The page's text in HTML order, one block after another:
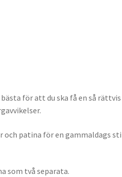
för att du ska få en så
patina för en gammaldags
som två separata.